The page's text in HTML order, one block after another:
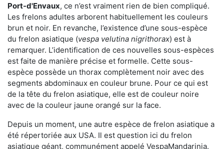
Port-d'Envaux, ce n’est vraiment rien de bien compliqué.
Les frelons adultes arborent habituellement les couleurs
brun et noir. En revanche, l’existence d’une sous-espèce
du frelon asiatique (vespa velutina nigrithorax) est à
remarquer. L’identification de ces nouvelles sous-espèces
est faite de manière précise et formelle. Cette sous-
espèce possède un thorax complètement noir avec des
segments abdominaux en couleur brune. Pour ce qui est
de la tête du frelon asiatique, elle est de couleur noire
avec de la couleur jaune orangé sur la face.
Depuis un moment, une autre espèce de frelon asiatique a
été répertoriée aux USA. Il est question ici du frelon
asiatique géant, communément appelé VespaMandarinia.